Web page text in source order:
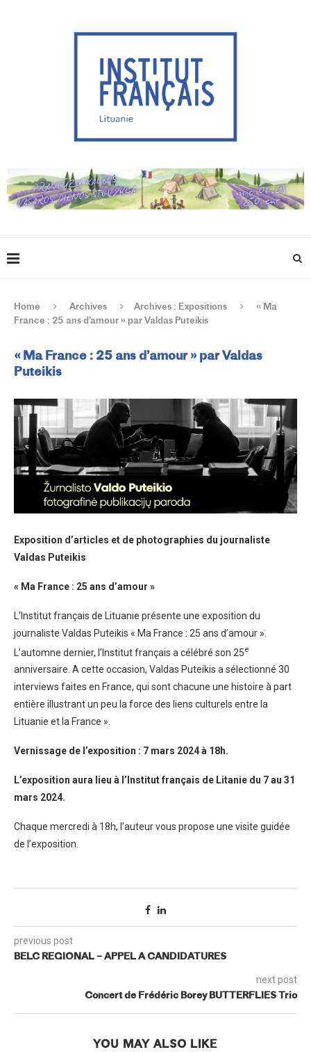
Home Archives Archives : Expositions
« Ma
France : 25 ans d’amour » par Valdas Puteikis
« Ma France : 25 ans d’amour » par Valdas
Puteikis
Exposition d’articles et de photographies du journaliste
Valdas Puteikis
« Ma France : 25 ans d’amour »
L’Institut français de Lituanie présente une exposition du
journaliste Valdas Puteikis « Ma France : 25 ans d’amour ».
L’automne dernier, l’Institut français a célébré son 25e
anniversaire. A cette occasion, Valdas Puteikis a sélectionné 30
interviews faites en France, qui sont chacune une histoire à part
entière illustrant un peu la force des liens culturels entre la
Lituanie et la France ».
Vernissage de l’exposition : 7 mars 2024 à 18h.
L’exposition aura lieu à l’Institut français de Litanie du 7 au 31
mars 2024.
Chaque mercredi à 18h, l’auteur vous propose une visite guidée
de l’exposition.
previous post
BELC REGIONAL – APPEL A CANDIDATURES
next post
Concert de Frédéric Borey BUTTERFLIES Trio
YOU MAY ALSO LIKE